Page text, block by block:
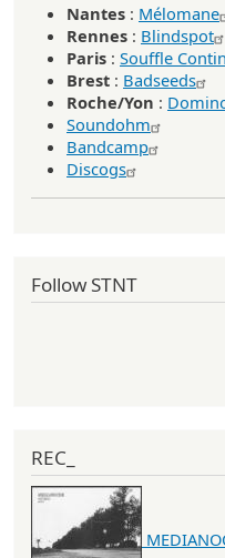
Nantes : Mélomane
Rennes : Blindspot
Paris : Souffle
Brest : Badseeds
Roche/Yon :
Soundohm
Bandcamp
Discogs
Follow STNT
REC_